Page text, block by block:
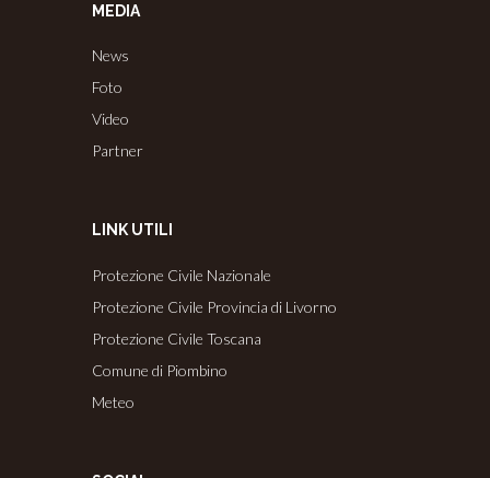
MEDIA
News
Foto
Video
Partner
LINK UTILI
Protezione Civile Nazionale
Protezione Civile Provincia di Livorno
Protezione Civile Toscana
Comune di Piombino
Meteo